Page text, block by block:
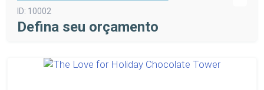
ID: 10002
Defina seu orçamento